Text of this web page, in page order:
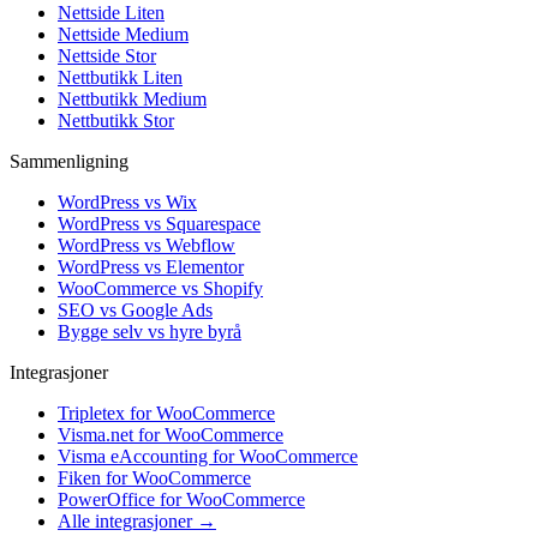
Nettside Liten
Nettside Medium
Nettside Stor
Nettbutikk Liten
Nettbutikk Medium
Nettbutikk Stor
Sammenligning
WordPress vs Wix
WordPress vs Squarespace
WordPress vs Webflow
WordPress vs Elementor
WooCommerce vs Shopify
SEO vs Google Ads
Bygge selv vs hyre byrå
Integrasjoner
Tripletex for WooCommerce
Visma.net for WooCommerce
Visma eAccounting for WooCommerce
Fiken for WooCommerce
PowerOffice for WooCommerce
Alle integrasjoner →